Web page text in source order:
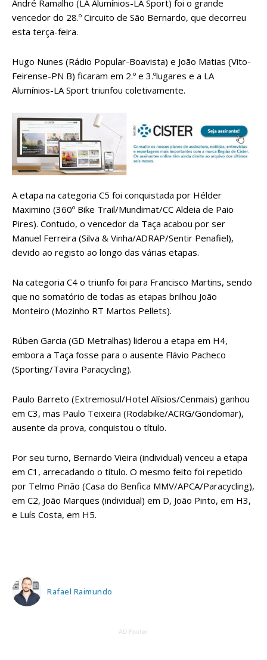
André Ramalho (LA Alumínios-LA Sport) foi o grande
vencedor do 28.º Circuito de São Bernardo, que decorreu
esta terça-feira.
Hugo Nunes (Rádio Popular-Boavista) e João Matias (Vito-
Feirense-PN B) ficaram em 2.º e 3.ºlugares e a LA
Alumínios-LA Sport triunfou coletivamente.
A etapa na categoria C5 foi conquistada por Hélder
Maximino (360º Bike Trail/Mundimat/CC Aldeia de Paio
Pires). Contudo, o vencedor da Taça acabou por ser
Manuel Ferreira (Silva & Vinha/ADRAP/Sentir Penafiel),
devido ao registo ao longo das várias etapas.
Na categoria C4 o triunfo foi para Francisco Martins, sendo
que no somatório de todas as etapas brilhou João
Monteiro (Mozinho RT Martos Pellets).
Rúben Garcia (GD Metralhas) liderou a etapa em H4,
embora a Taça fosse para o ausente Flávio Pacheco
(Sporting/Tavira Paracycling).
Paulo Barreto (Extremosul/Hotel Alísios/Cenmais) ganhou
em C3, mas Paulo Teixeira (Rodabike/ACRG/Gondomar),
ausente da prova, conquistou o título.
Por seu turno, Bernardo Vieira (individual) venceu a etapa
em C1, arrecadando o título. O mesmo feito foi repetido
por Telmo Pinão (Casa do Benfica MMV/APCA/Paracycling),
em C2, João Marques (individual) em D, João Pinto, em H3,
e Luís Costa, em H5.
Rafael Raimundo
AD Footer